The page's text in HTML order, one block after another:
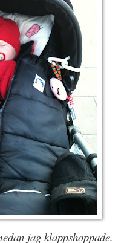
jag klappshoppade.